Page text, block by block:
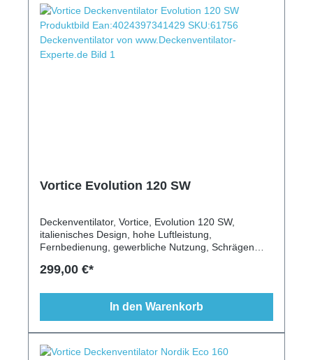
Vortice Evolution 120 SW
Deckenventilator, Vortice, Evolution 120 SW,
italienisches Design, hohe Luftleistung,
Fernbedienung, gewerbliche Nutzung, Schrägen
299,00 €*
In den Warenkorb